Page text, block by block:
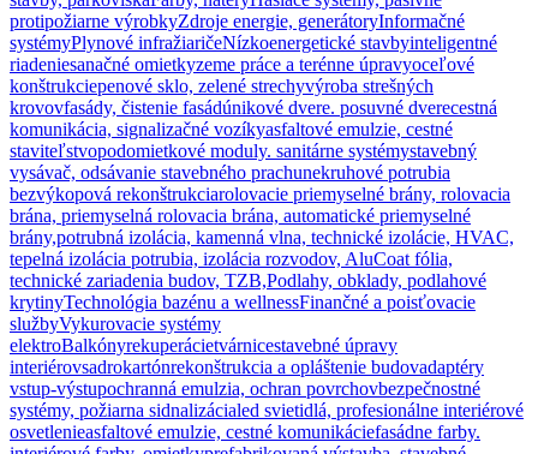
protipožiarne výrobkyZdroje energie, generátoryInformačné
systémyPlynové infražiaričeNízkoenergetické stavbyinteligentné
riadeniesanačné omietkyzeme práce a terénne úpravyoceľové
konštrukciepenové sklo, zelené strechyvýroba strešných
krovovfasády, čistenie fasádúnikové dvere. posuvné dverecestná
komunikácia, signalizačné vozíkyasfaltové emulzie, cestné
staviteľstvopodomietkové moduly. sanitárne systémystavebný
vysávač, odsávanie stavebného prachunekruhové potrubia
bezvýkopová rekonštrukciarolovacie priemyselné brány, rolovacia
brána, priemyselná rolovacia brána, automatické priemyselné
brány,potrubná izolácia, kamenná vlna, technické izolácie, HVAC,
tepelná izolácia potrubia, izolácia rozvodov, AluCoat fólia,
technické zariadenia budov, TZB,Podlahy, obklady, podlahové
krytinyTechnológia bazénu a wellnessFinančné a poisťovacie
službyVykurovacie systémy
elektroBalkónyrekuperácietvárnicestavebné úpravy
interiérovsadrokartónrekonštrukcia a opláštenie budovadaptéry
vstup-výstupochranná emulzia, ochran povrchovbezpečnostné
systémy, požiarna sidnalizácialed svietidlá, profesionálne interiérové
osvetlenieasfaltové emulzie, cestné komunikáciefasádne farby.